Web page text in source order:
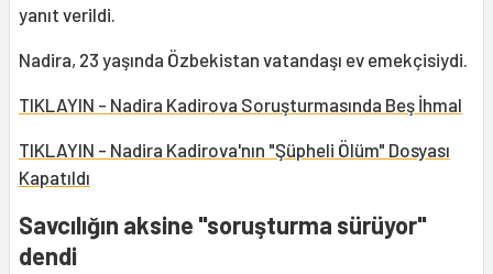
yanıt verildi.
Nadira, 23 yaşında Özbekistan vatandaşı ev emekçisiydi.
TIKLAYIN - Nadira Kadirova Soruşturmasında Beş İhmal
TIKLAYIN - Nadira Kadirova'nın "Şüpheli Ölüm" Dosyası
Kapatıldı
Savcılığın aksine "soruşturma sürüyor"
dendi